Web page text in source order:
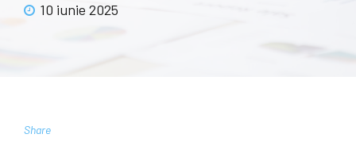
10 iunie 2025
Share